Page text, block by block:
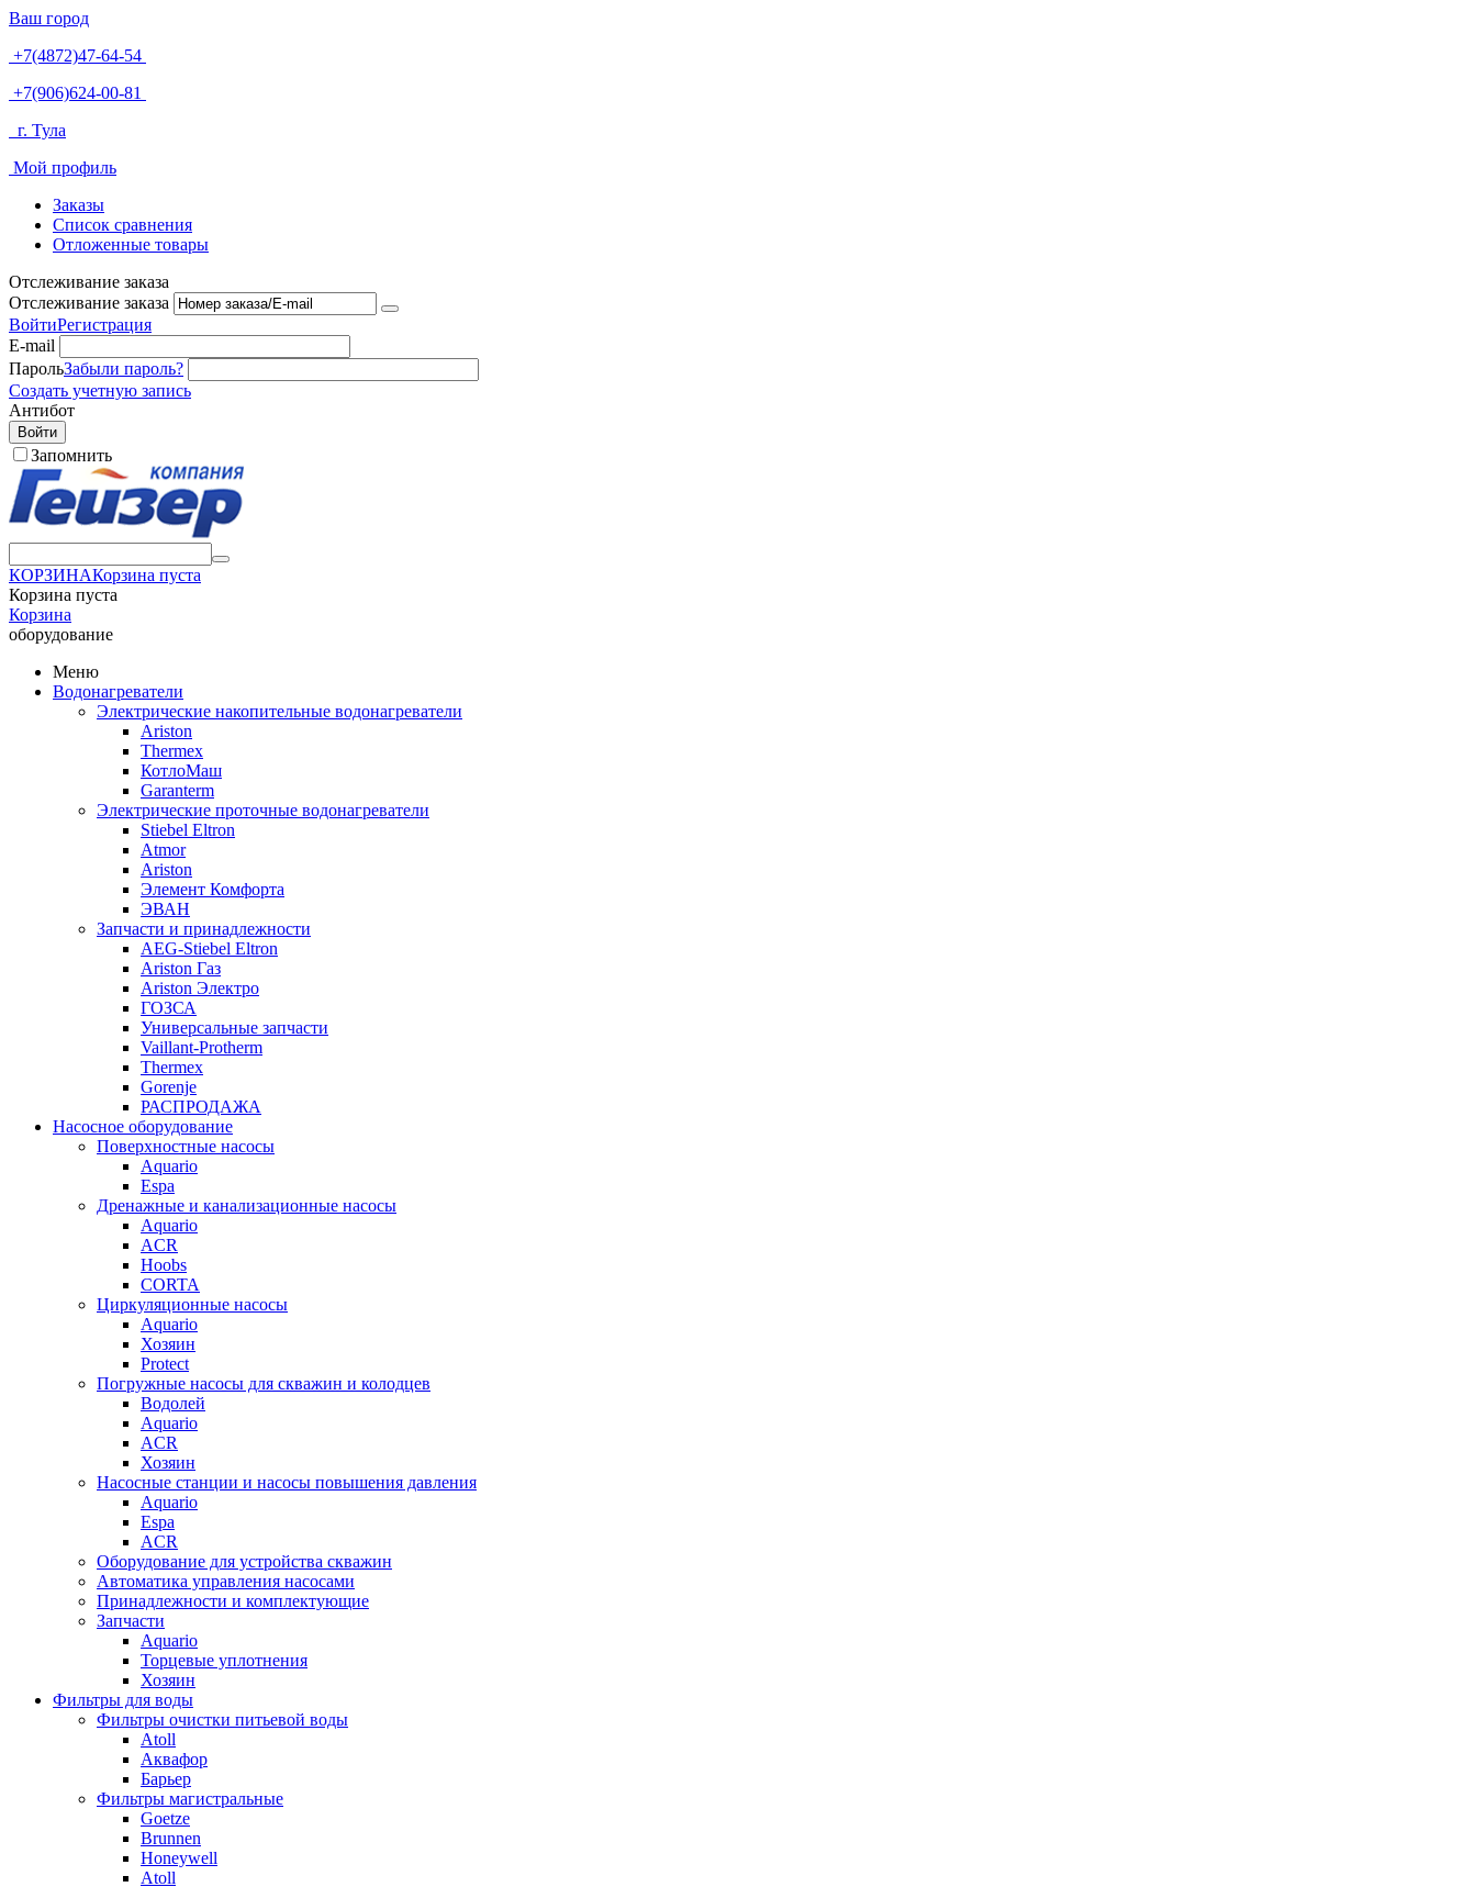
Ваш город
+7(4872)47-64-54
+7(906)624-00-81
г. Тула
Мой профиль
Заказы
Список сравнения
Отложенные товары
Отслеживание заказа
Отслеживание заказа
ВойтиРегистрация
E-mail
ПарольЗабыли пароль?
Создать учетную запись
Антибот
Войти
Запомнить
КОРЗИНАКорзина пуста
Корзина пуста
Корзина
оборудование
Меню
Водонагреватели
Электрические накопительные водонагреватели
Ariston
Thermex
КотлоМаш
Garanterm
Электрические проточные водонагреватели
Stiebel Eltron
Atmor
Ariston
Элемент Комфорта
ЭВАН
Запчасти и принадлежности
AEG-Stiebel Eltron
Ariston Газ
Ariston Электро
ГОЗСА
Универсальные запчасти
Vaillant-Protherm
Thermex
Gorenje
РАСПРОДАЖА
Насосное оборудование
Поверхностные насосы
Aquario
Espa
Дренажные и канализационные насосы
Aquario
ACR
Hoobs
CORTA
Циркуляционные насосы
Aquario
Хозяин
Protect
Погружные насосы для скважин и колодцев
Водолей
Aquario
ACR
Хозяин
Насосные станции и насосы повышения давления
Aquario
Espa
ACR
Оборудование для устройства скважин
Автоматика управления насосами
Принадлежности и комплектующие
Запчасти
Aquario
Торцевые уплотнения
Хозяин
Фильтры для воды
Фильтры очистки питьевой воды
Atoll
Аквафор
Барьер
Фильтры магистральные
Goetze
Brunnen
Honeywell
Atoll